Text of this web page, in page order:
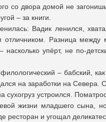
со двора домой не
– за книги.
Вадик ленился,
Разница между
упёрт, не по-
– бабский, как
на заработки на Севера.
устроился.
жизни младшего сына,
ресторан и угощал